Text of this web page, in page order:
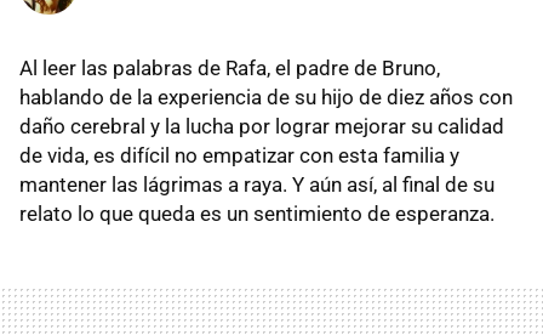
Al leer las palabras de Rafa, el padre de Bruno,
hablando de la experiencia de su hijo de diez años con
daño cerebral y la lucha por lograr mejorar su calidad
de vida, es difícil no empatizar con esta familia y
mantener las lágrimas a raya. Y aún así, al final de su
relato lo que queda es un sentimiento de esperanza.